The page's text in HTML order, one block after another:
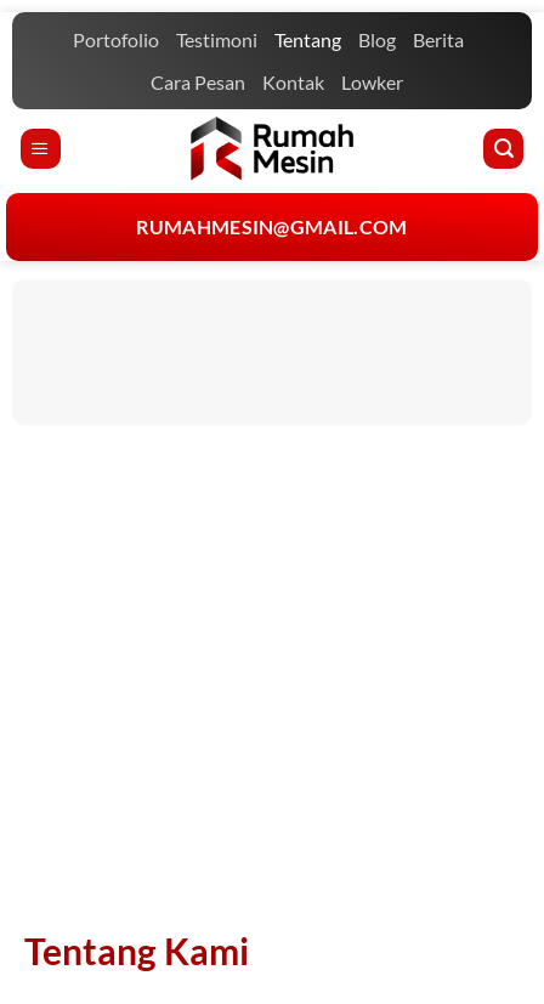
Portofolio Testimoni Tentang Blog
Berita
Cara Pesan
Kontak Lowker
RUMAHMESIN@GMAIL.COM
Tentang Kami